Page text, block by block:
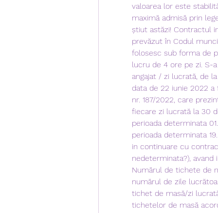
valoarea lor este
maximă admisă prin
știut astăzi! Contractul
prevăzut în Codul
folosesc sub forma de
lucru de 4 ore pe zi. S-
angajat / zi lucrată, de la
data de 22 iunie 2022 a
nr. 187/2022, care
fiecare zi lucrată la 30
perioada determinata
perioada determinata
in continuare cu
nedeterminata?),
Numărul de tichete de
numărul de zile
tichet de masă/zi
tichetelor de masă